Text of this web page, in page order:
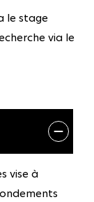
le stage
via le
vise à